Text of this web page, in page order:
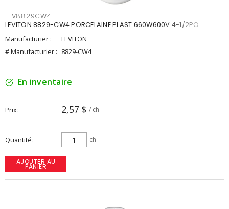
LEV8829CW4
LEVITON 8829-CW4 PORCELAINE PLAST 660W600V 4-1/2PO
Manufacturier :
LEVITON
# Manufacturier : 8829-CW4
En inventaire
Prix 2,57 $ / ch
Quantité ch
AJOUTER AU
PANIER